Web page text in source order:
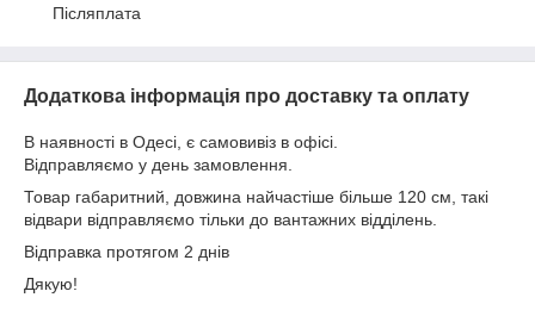
Післяплата
Додаткова інформація про доставку та оплату
В наявності в Одесі, є самовивіз в офісі.
Відправляємо у день замовлення.
Товар габаритний, довжина найчастіше більше 120 см, такі
відвари відправляємо тільки до вантажних відділень.
Відправка протягом 2 днів
Дякую!